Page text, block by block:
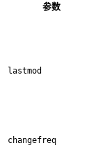
参数
lastmod
changefreq